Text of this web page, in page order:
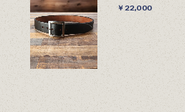
￥22,000